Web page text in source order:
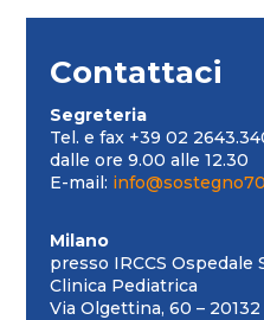
Contattaci
Segreteria
Tel. e fax +39 02
dalle ore 9.00 alle 12.30
E-mail:
Milano
presso IRCCS Ospedale
Clinica Pediatrica
Via Olgettina, 60 –